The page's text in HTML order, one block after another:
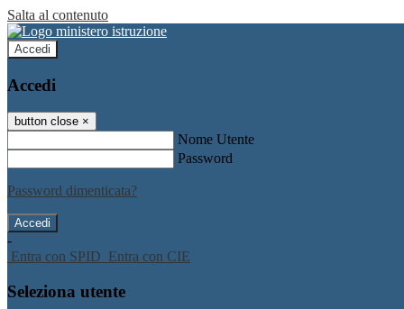
Salta al contenuto
Accedi
Accedi
button close ×
Nome Utente
Password
Password dimenticata?
-
Entra con SPID Entra con CIE
Seleziona utente